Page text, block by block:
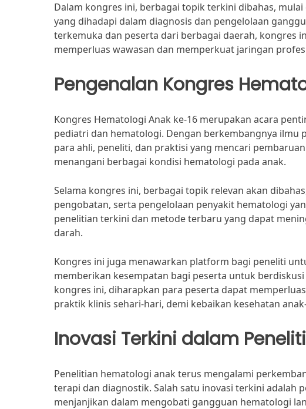
Dalam kongres ini, berbagai topik terkini dibahas,
yang dihadapi dalam diagnosis dan pengelolaan
terkemuka dan peserta dari berbagai daerah, kongres
memperluas wawasan dan memperkuat jaringan
Pengenalan Kongres
Kongres Hematologi Anak ke-16 merupakan acara
pediatri dan hematologi. Dengan berkembangnya
para ahli, peneliti, dan praktisi yang mencari
menangani berbagai kondisi hematologi pada anak.
Selama kongres ini, berbagai topik relevan akan
pengobatan, serta pengelolaan penyakit hematologi
penelitian terkini dan metode terbaru yang dapat
darah.
Kongres ini juga menawarkan platform bagi peneliti
memberikan kesempatan bagi peserta untuk
kongres ini, diharapkan para peserta dapat
praktik klinis sehari-hari, demi kebaikan kesehatan
Inovasi Terkini dalam
Penelitian hematologi anak terus mengalami
terapi dan diagnostik. Salah satu inovasi terkini adalah
menjanjikan dalam mengobati gangguan hematologi